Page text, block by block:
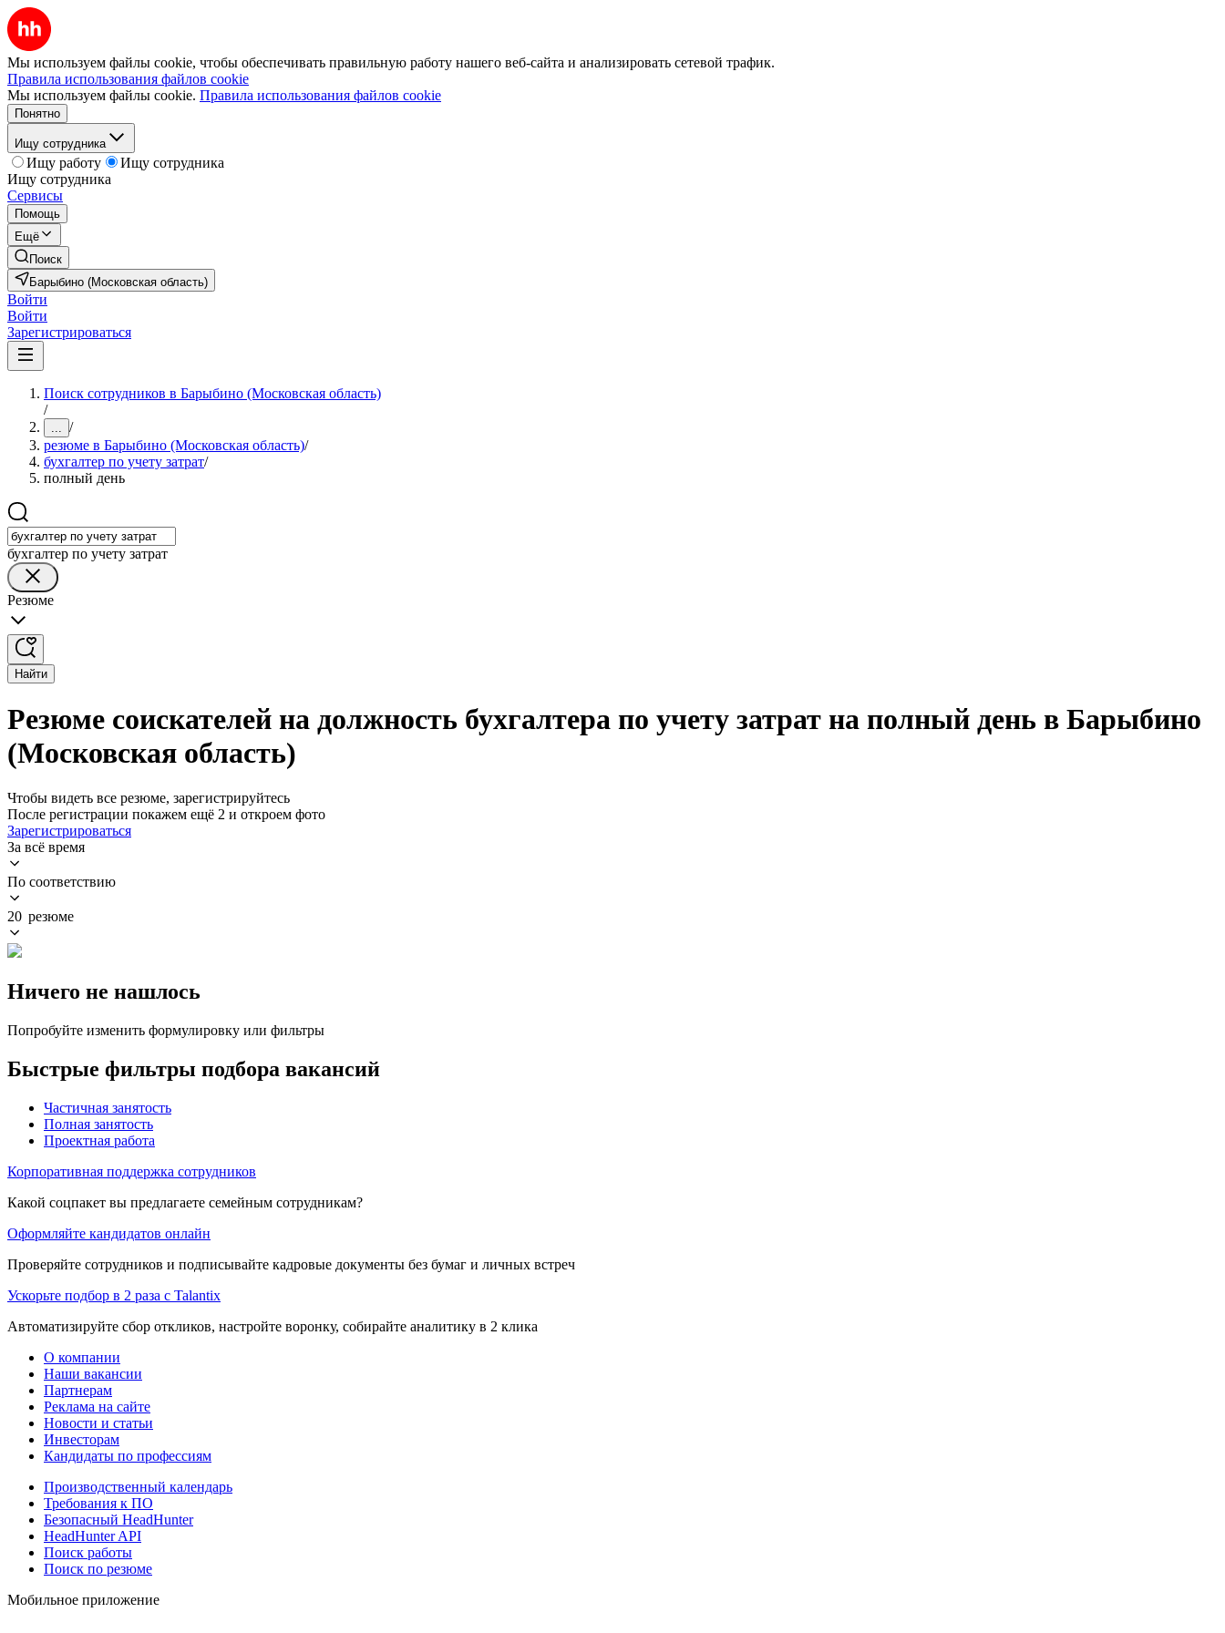
Мы используем файлы cookie, чтобы обеспечивать правильную работу нашего веб-сайта и анализировать сетевой трафик.
Правила использования файлов cookie
Мы используем файлы cookie. Правила использования файлов cookie
Понятно
Ищу сотрудника
Ищу работу
Ищу сотрудника
Ищу сотрудника
Сервисы
Помощь
Ещё
Поиск
Барыбино (Московская область)
Войти
Войти
Зарегистрироваться
Поиск сотрудников в Барыбино (Московская область)
/
... /
резюме в Барыбино (Московская область)/
бухгалтер по учету затрат/
полный день
бухгалтер по учету затрат
Резюме
Найти
Резюме соискателей на должность бухгалтера по учету затрат на полный день в Барыбино
(Московская область)
Чтобы видеть все резюме, зарегистрируйтесь
После регистрации покажем ещё 2 и откроем фото
Зарегистрироваться
За всё время
По соответствию
20 резюме
Ничего не нашлось
Попробуйте изменить формулировку или фильтры
Быстрые фильтры подбора вакансий
Частичная занятость
Полная занятость
Проектная работа
Корпоративная поддержка сотрудников
Какой соцпакет вы предлагаете семейным сотрудникам?
Оформляйте кандидатов онлайн
Проверяйте сотрудников и подписывайте кадровые документы без бумаг и личных встреч
Ускорьте подбор в 2 раза с Talantix
Автоматизируйте сбор откликов, настройте воронку, собирайте аналитику в 2 клика
О компании
Наши вакансии
Партнерам
Реклама на сайте
Новости и статьи
Инвесторам
Кандидаты по профессиям
Производственный календарь
Требования к ПО
Безопасный HeadHunter
HeadHunter API
Поиск работы
Поиск по резюме
Мобильное приложение